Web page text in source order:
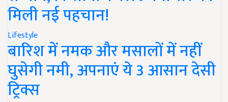
मिली नई पहचान!
Lifestyle
बारिश में नमक और मसालों में नहीं
घुसेगी नमी, अपनाएं ये 3 आसान देसी
ट्रिक्स